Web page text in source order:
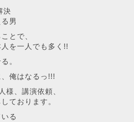
決
男
とで、
を一人でも多く!!
。
俺はなるっ!!!
様、講演依頼、
ております。
る